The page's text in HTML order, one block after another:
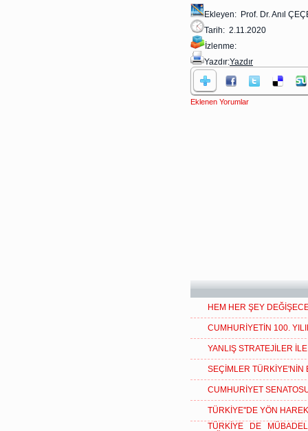
Ekleyen: Prof. Dr. Anıl
Tarih: 2.11.2020
İzlenme:
Yazdır:Yazdır
Eklenen Yorumlar
HEM HER ŞEY
CUMHURİYETİN 100.
YANLIŞ STRATEJİLER
SEÇİMLER TÜRKİYE'NİN
CUMHURİYET
TÜRKİYE''DE YÖN
TÜRKİYE DE